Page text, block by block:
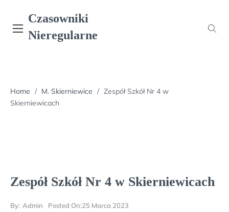
content
Czasowniki
Nieregularne
Home / M. Skierniewice / Zespół Szkół Nr 4 w
Skierniewicach
Zespół Szkół Nr 4 w Skierniewicach
By: Admin Posted On:25 Marca 2023